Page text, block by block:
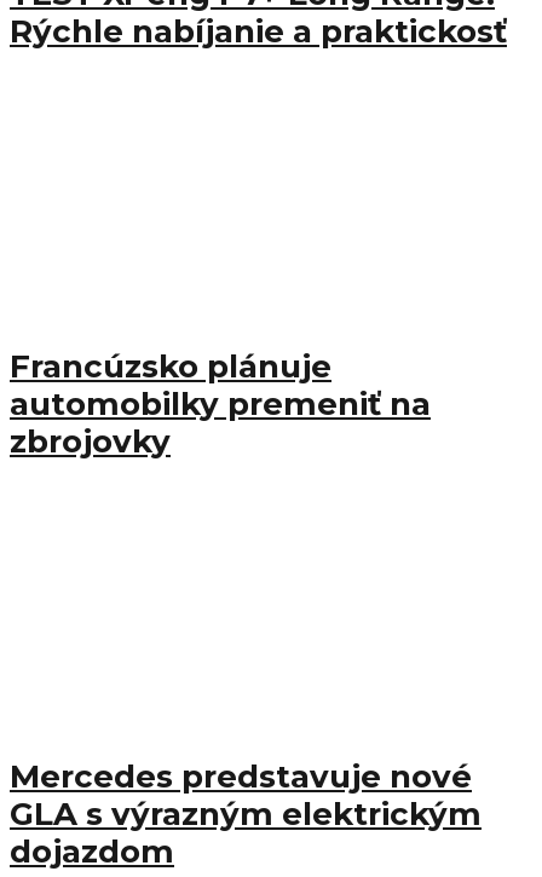
Rýchle nabíjanie a praktickosť
Francúzsko plánuje
automobilky premeniť na
zbrojovky
Mercedes predstavuje nové
GLA s výrazným elektrickým
dojazdom